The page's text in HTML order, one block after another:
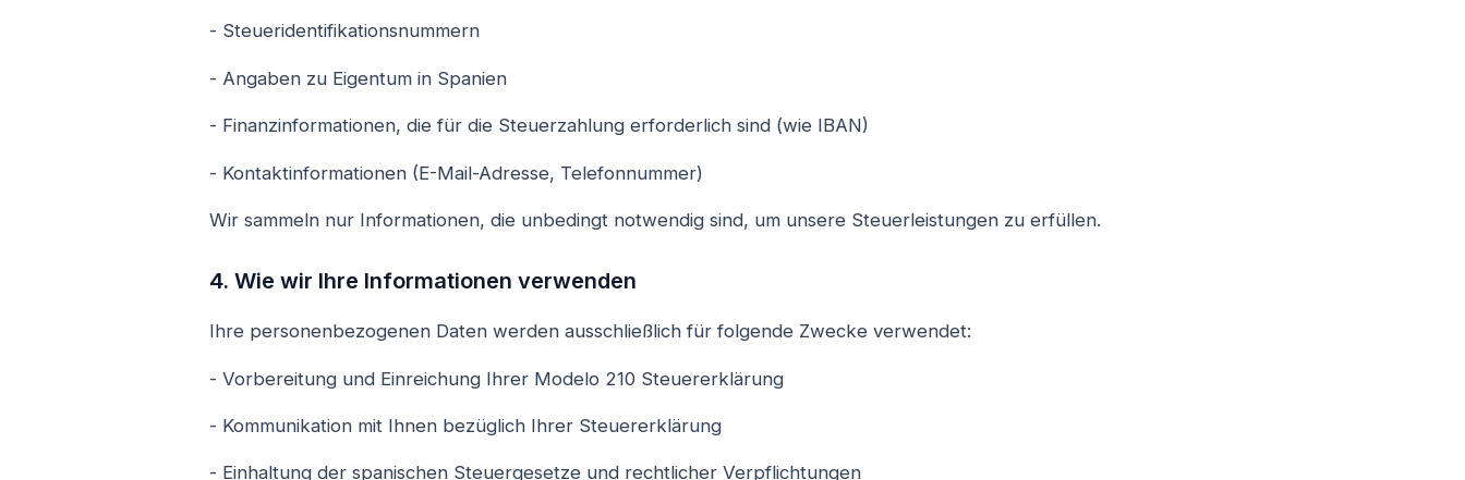
- Steueridentifikationsnummern
- Angaben zu Eigentum in Spanien
- Finanzinformationen, die für die Steuerzahlung erforderlich sind (wie IBAN)
- Kontaktinformationen (E-Mail-Adresse, Telefonnummer)
Wir sammeln nur Informationen, die unbedingt notwendig sind, um unsere Steuerleistungen zu erfüllen.
4. Wie wir Ihre Informationen verwenden
Ihre personenbezogenen Daten werden ausschließlich für folgende Zwecke verwendet:
- Vorbereitung und Einreichung Ihrer Modelo 210 Steuererklärung
- Kommunikation mit Ihnen bezüglich Ihrer Steuererklärung
- Einhaltung der spanischen Steuergesetze und rechtlicher Verpflichtungen